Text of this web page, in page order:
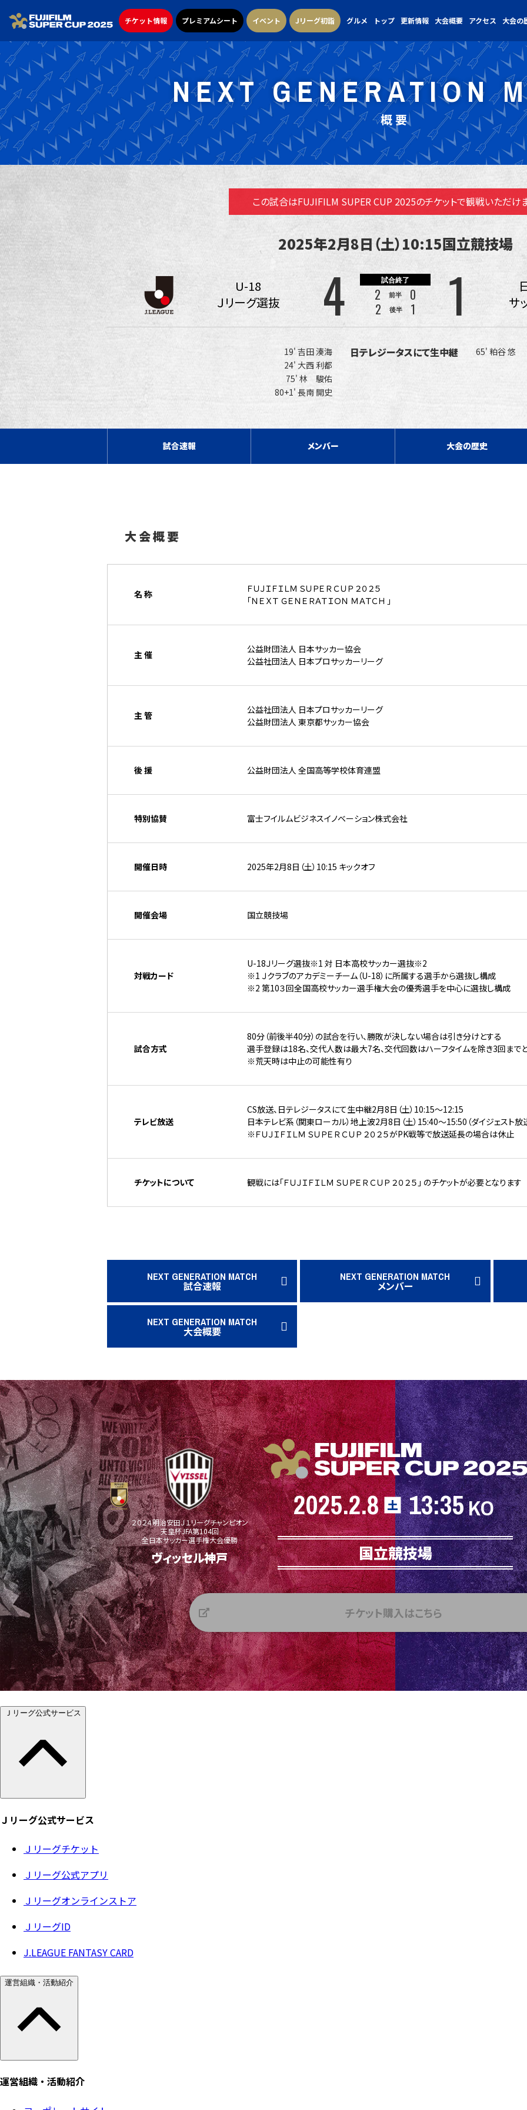
チケット情報 プレミアムシート イベント Jリーグ初詣 グルメ トップ 更新情報 大会概要 アクセス 大会の
NEXT GENERATION
概要
この試合はFUJIFILM SUPER CUP 2025のチケットで観戦いただけ
2025年2月8日（土）10:15国立競技場
U-18
Ｊリーグ選抜
4 試合終了
2 前半
0
2
後半 1 1
サ
19' 吉田 湊海
24' 大西 利都
75' 林 駿佑
80+1' 長南 開史
日テレジータスにて生中継 65' 粕谷 悠
試合速報 メンバー 大会の歴史
大会概要
名 称
ＦＵＪＩＦＩＬＭ ＳＵＰＥＲ ＣＵＰ ２０２５
「ＮＥＸＴ ＧＥＮＥＲＡＴＩＯＮ ＭＡＴＣＨ 」
主 催
公益財団法人 日本サッカー協会
公益社団法人 日本プロサッカーリーグ
主 管
公益社団法人 日本プロサッカーリーグ
公益財団法人 東京都サッカー協会
後 援 公益財団法人 全国高等学校体育連盟
特別協賛 富士フイルムビジネスイノベーション株式会社
開催日時 2025年2月8日（土）10:15 キックオフ
開催会場 国立競技場
対戦カード
U-18Ｊリーグ選抜※1 対 日本高校サッカー選抜※2
※1 Ｊクラブのアカデミーチーム（U-18）に所属する選手から選抜し構成
※2 第10３回全国高校サッカー選手権大会の優秀選手を中心に選抜し構成
試合方式
80分（前後半40分）の試合を行い、勝敗が決しない場合は引き分けとする
選手登録は18名、交代人数は最大7名、交代回数はハーフタイムを除き3回まで
※荒天時は中止の可能性有り
テレビ放送
CS放送、日テレジータスにて生中継2月8日（土）10:15～12:15
日本テレビ系（関東ローカル）地上波2月8日（土）15:40～15:50（ダイジェスト放
※ＦＵＪＩＦＩＬＭ ＳＵＰＥＲ ＣＵＰ ２０２５がPK戦等で放送延長の場合は休止
チケットについて 観戦には「ＦＵＪＩＦＩＬＭ ＳＵＰＥＲ ＣＵＰ ２０２５」 のチケットが必要となります
NEXT GENERATION MATCH
試合速報
NEXT GENERATION MATCH
メンバー
NEXT GENERATION MATCH
大会概要
2025.2.8 土 13:35KO
国立競技場
２０２４明治安田Ｊ１リーグチャンピオン
天皇杯JFA第104回
全日本サッカー選手権大会優勝
ヴィッセル神戸
チケット購入はこちら